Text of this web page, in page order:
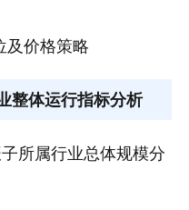
及价格策略
整体运行指标分析
所属行业总体规模分